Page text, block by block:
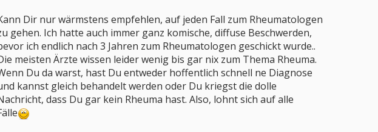
Dir nur wärmstens empfehlen, auf jeden Fall zum Rheumatologen
gehen. Ich hatte auch immer ganz komische, diffuse Beschwerden,
ich endlich nach 3 Jahren zum Rheumatologen geschickt wurde..
meisten Ärzte wissen leider wenig bis gar nix zum Thema Rheuma.
Du da warst, hast Du entweder hoffentlich schnell ne Diagnose
kannst gleich behandelt werden oder Du kriegst die dolle
dass Du gar kein Rheuma hast. Also, lohnt sich auf alle